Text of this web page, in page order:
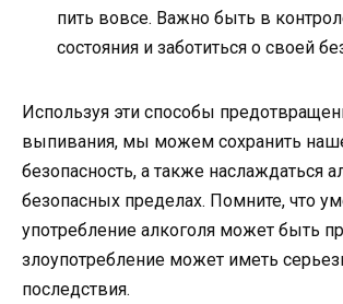
пить вовсе. Важно быть в
состояния и заботиться о своей
Используя эти способы
выпивания, мы можем сохранить
безопасность, а также наслаждаться
безопасных пределах. Помните, что
употребление алкоголя может быть
злоупотребление может иметь
последствия.